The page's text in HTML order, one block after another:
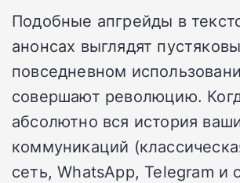
Подобные апгрейды в
анонсах выглядят
повседневном
совершают революцию.
абсолютно вся история
коммуникаций
сеть, WhatsApp, Telegram и